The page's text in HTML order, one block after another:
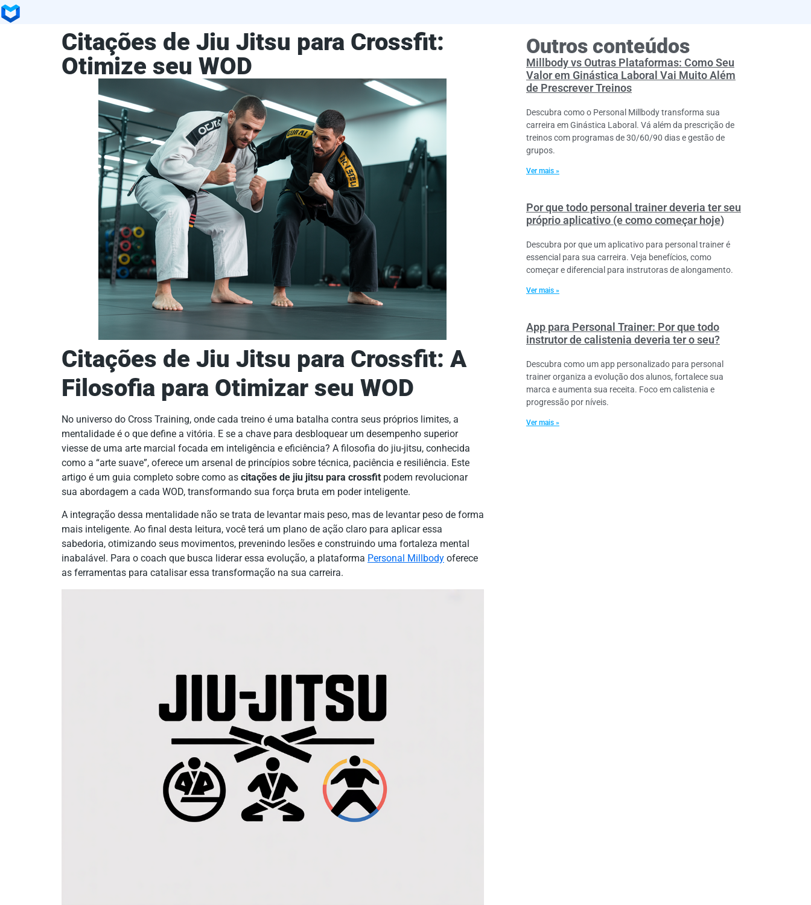
Citações de Jiu Jitsu para Crossfit:
Otimize seu WOD
Citações de Jiu Jitsu para Crossfit: A
Filosofia para Otimizar seu WOD
No universo do Cross Training, onde cada treino é uma batalha contra seus próprios limites, a
mentalidade é o que define a vitória. E se a chave para desbloquear um desempenho superior
viesse de uma arte marcial focada em inteligência e eficiência? A filosofia do jiu-jitsu, conhecida
como a “arte suave”, oferece um arsenal de princípios sobre técnica, paciência e resiliência. Este
artigo é um guia completo sobre como as citações de jiu jitsu para crossfit podem revolucionar
sua abordagem a cada WOD, transformando sua força bruta em poder inteligente.
A integração dessa mentalidade não se trata de levantar mais peso, mas de levantar peso de forma
mais inteligente. Ao final desta leitura, você terá um plano de ação claro para aplicar essa
sabedoria, otimizando seus movimentos, prevenindo lesões e construindo uma fortaleza mental
inabalável. Para o coach que busca liderar essa evolução, a plataforma Personal Millbody oferece
as ferramentas para catalisar essa transformação na sua carreira.
Outros conteúdos
Millbody vs Outras Plataformas: Como Seu
Valor em Ginástica Laboral Vai Muito Além
de Prescrever Treinos
Descubra como o Personal Millbody transforma sua
carreira em Ginástica Laboral. Vá além da prescrição de
treinos com programas de 30/60/90 dias e gestão de
grupos.
Ver mais »
Por que todo personal trainer deveria ter seu
próprio aplicativo (e como começar hoje)
Descubra por que um aplicativo para personal trainer é
essencial para sua carreira. Veja benefícios, como
começar e diferencial para instrutoras de alongamento.
Ver mais »
App para Personal Trainer: Por que todo
instrutor de calistenia deveria ter o seu?
Descubra como um app personalizado para personal
trainer organiza a evolução dos alunos, fortalece sua
marca e aumenta sua receita. Foco em calistenia e
progressão por níveis.
Ver mais »